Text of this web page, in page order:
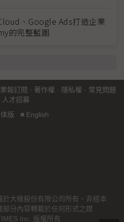
、Google Ads打造企業
的完整藍圖
報訂閱 · 著作權 · 隱私權 · 常見問題
人才招募
版 ■ English
大椽股份有限公司所有，非經本
部分內容轉載於任何形式之媒
Inc. 版權所有